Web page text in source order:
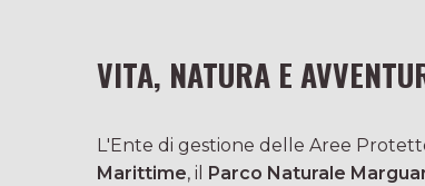
VITA, NATURA E
L'Ente di gestione delle Aree
Marittime, il Parco Naturale